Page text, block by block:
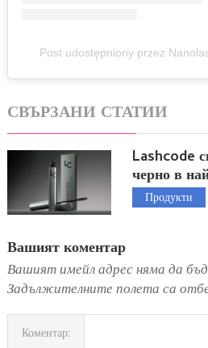
Post udostępniony przez
СВЪРЗАНИ СТАТИИ
Lashcode
черно в
Продукти
Вашият коментар
Вашият имейл адрес няма да
Задължителните полета са
Коментар: